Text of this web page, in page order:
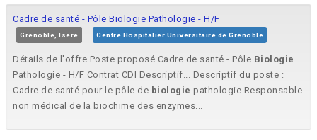
Cadre de santé - Pôle Biologie Pathologie - H/F
Grenoble, Isère Centre Hospitalier Universitaire de Grenoble
Détails de l'offre Poste proposé Cadre de santé - Pôle Biologie
Pathologie - H/F Contrat CDI Descriptif... Descriptif du poste :
Cadre de santé pour le pôle de biologie pathologie Responsable
non médical de la biochime des enzymes...